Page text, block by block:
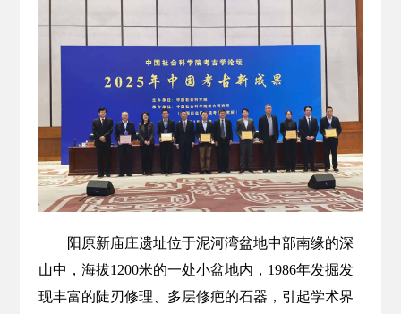
阳原新庙庄遗址位于泥河湾盆地中部南缘的深
山中，海拔1200米的一处小盆地内，1986年发掘发
现丰富的陡刃修理、多层修疤的石器，引起学术界